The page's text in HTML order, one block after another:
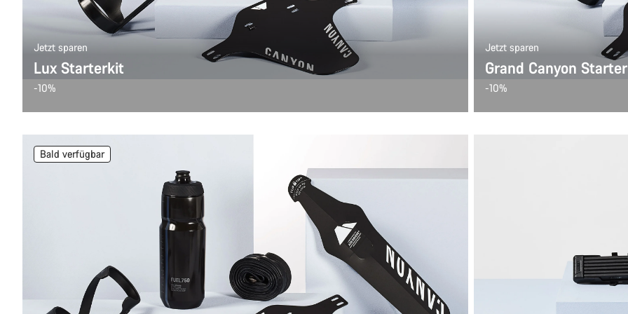
Jetzt sparen
Lux Starterkit
-10%
Jetzt sparen
Grand Canyon
-10%
Bald verfügbar